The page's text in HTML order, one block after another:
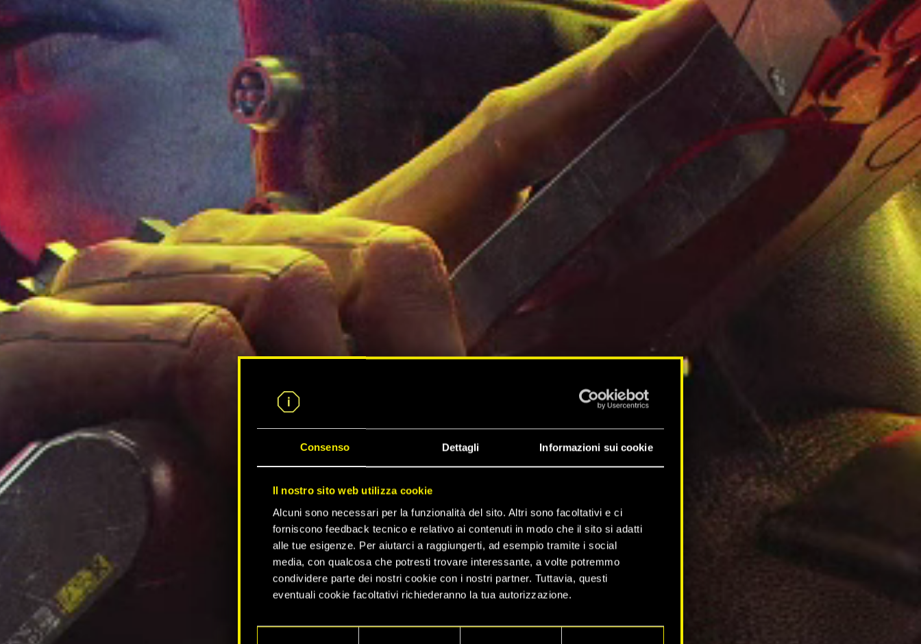
Consenso Dettagli Informazioni sui cookie
Il nostro sito web utilizza cookie
Alcuni sono necessari per la funzionalità del sito. Altri sono facoltativi e ci
forniscono feedback tecnico e relativo ai contenuti in modo che il sito si adatti
alle tue esigenze. Per aiutarci a raggiungerti, ad esempio tramite i social
media, con qualcosa che potresti trovare interessante, a volte potremmo
condividere parte dei nostri cookie con i nostri partner. Tuttavia, questi
eventuali cookie facoltativi richiederanno la tua autorizzazione.
Tutti i dettagli su come utilizziamo i cookie e su come impostare le tue